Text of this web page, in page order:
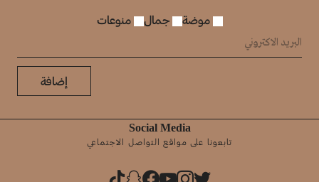
موضة جمال منوعات
إضافة
Social Media
تابعونا على مواقع التواصل الاجتماعي